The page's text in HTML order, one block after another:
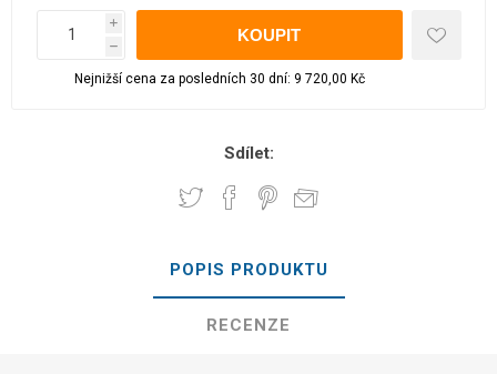
i
h
Nejnižší cena za posledních 30 dní: 9 720,00 Kč
Sdílet:
POPIS PRODUKTU
RECENZE